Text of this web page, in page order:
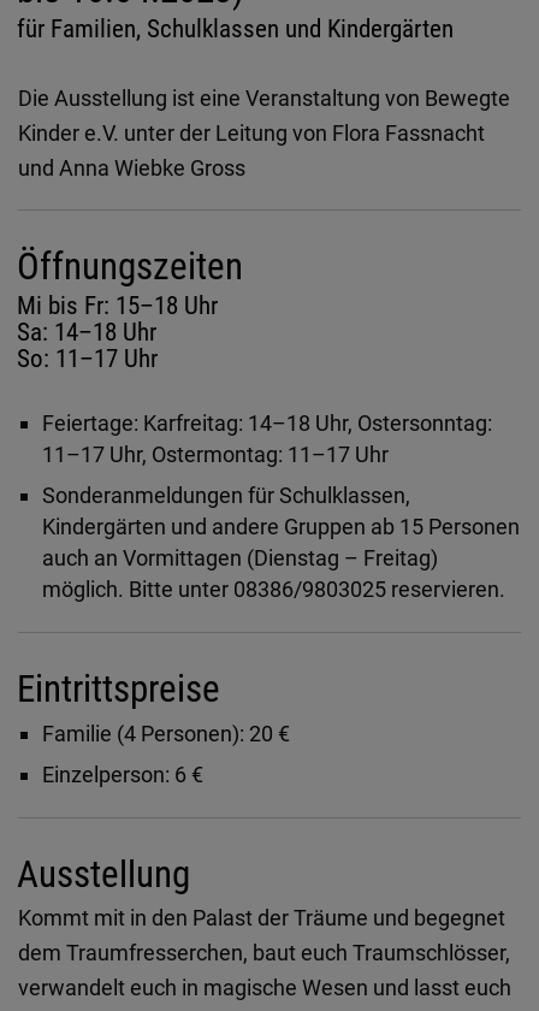
Diese Website nutzt Matomo Analytics für die Auswertung der
Seitenaufrufe als Statistik. Die hierdurch gespeicherten Daten werden
AnonymizeIP zur Anonymisierung Ihrer IP-Adresse, so dass diese gekürzt
wird und nicht mehr Ihrem Besuch auf unserer Internetseite zugeordnet
werden kann.
YouTube / Vimeo
bewirkt laut YouTube, dass YouTube keine Informationen über die
Besucher auf dieser Website speichert, bevor diese sich das Video
ansehen.
Eingebundene Inhalte
oder auch Anwendungen einer externen Website.
für Familien, Schulklassen und Kindergärten
Die Ausstellung ist eine Veranstaltung von Bewegte
Kinder e.V. unter der Leitung von Flora Fassnacht
und Anna Wiebke Gross
Öffnungszeiten
Mi bis Fr: 15–18 Uhr
Sa: 14–18 Uhr
So: 11–17 Uhr
Feiertage: Karfreitag: 14–18 Uhr, Ostersonntag:
11–17 Uhr, Ostermontag: 11–17 Uhr
Sonderanmeldungen für Schulklassen,
Kindergärten und andere Gruppen ab 15 Personen
auch an Vormittagen (Dienstag – Freitag)
möglich. Bitte unter 08386/9803025 reservieren.
Eintrittspreise
Familie (4 Personen): 20 €
Einzelperson: 6 €
Ausstellung
Kommt mit in den Palast der Träume und begegnet
dem Traumfresserchen, baut euch Traumschlösser,
verwandelt euch in magische Wesen und lasst euch